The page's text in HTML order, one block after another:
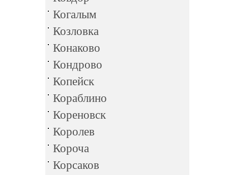
Когалым
Козловка
Конаково
Кондрово
Копейск
Кораблино
Кореновск
Королев
Короча
Корсаков